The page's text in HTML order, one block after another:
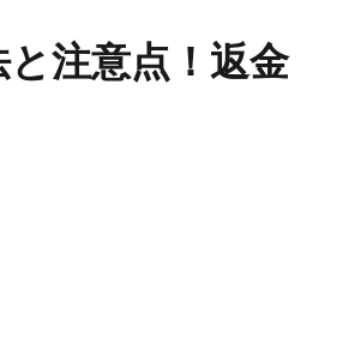
注意点！返金